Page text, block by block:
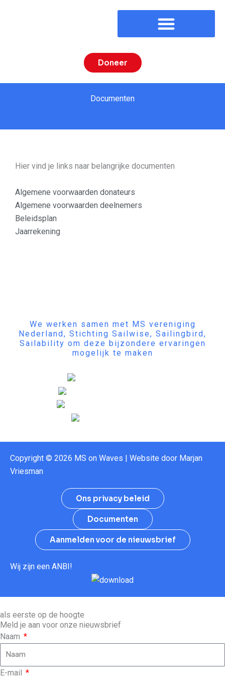
Doneer
Documenten
Hier vind je links naar belangrijke documenten
Algemene voorwaarden donateurs
Algemene voorwaarden deelnemers
Beleidsplan
Jaarrekening
We werken samen met MS vereniging
Nederland, Stichting Sailwise, Sailingbird,
Sailability om deze bijzondere ervaringen
mogelijk te maken
Copyright © 2026 MS on Waves | Website door Marjan
Vriesman
Ons privacy beleid
Documenten
Aanmelden voor de nieuwsbrief
Wij zijn een ANBI!
als eerste op de hoogte
Meld je aan voor onze nieuwsbrief
Naam
E-mail